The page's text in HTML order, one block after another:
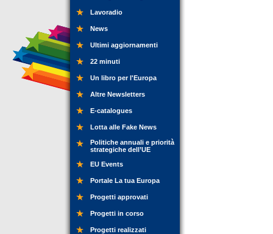
Lavoradio
News
Ultimi aggiornamenti
22 minuti
Un libro per l'Europa
Altre Newsletters
E-catalogues
Lotta alle Fake News
Politiche annuali e priorità
strategiche dell’UE
EU Events
Portale La tua Europa
Progetti approvati
Progetti in corso
Progetti realizzati